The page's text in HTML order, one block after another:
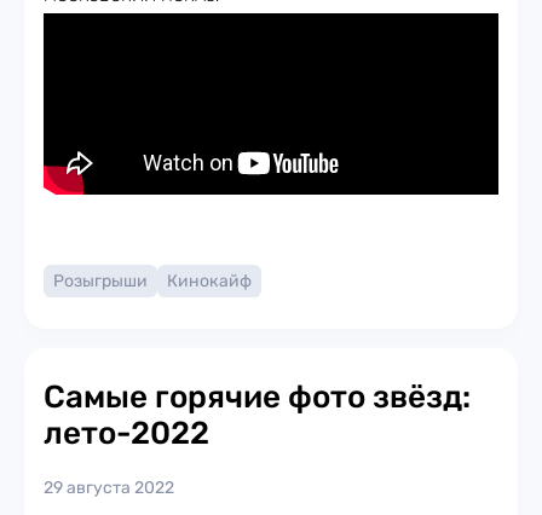
Розыгрыши Кинокайф
Самые горячие фото звёзд:
лето-2022
29 августа 2022